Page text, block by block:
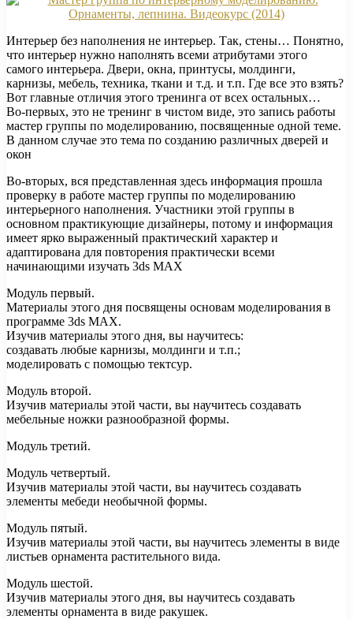
Интерьер без наполнения не интерьер. Так, стены… Понятно,
что интерьер нужно наполнять всеми атрибутами этого
самого интерьера. Двери, окна, принтусы, молдинги,
карнизы, мебель, техника, ткани и т.д. и т.п. Где все это взять?
Вот главные отличия этого тренинга от всех остальных…
Во-первых, это не тренинг в чистом виде, это запись работы
мастер группы по моделированию, посвященные одной теме.
В данном случае это тема по созданию различных дверей и
окон
Во-вторых, вся представленная здесь информация прошла
проверку в работе мастер группы по моделированию
интерьерного наполнения. Участники этой группы в
основном практикующие дизайнеры, потому и информация
имеет ярко выраженный практический характер и
адаптирована для повторения практически всеми
начинающими изучать 3ds MAX
Модуль первый.
Материалы этого дня посвящены основам моделирования в
программе 3ds MAX.
Изучив материалы этого дня, вы научитесь:
создавать любые карнизы, молдинги и т.п.;
моделировать с помощью тектсур.
Модуль второй.
Изучив материалы этой части, вы научитесь создавать
мебельные ножки разнообразной формы.
Модуль третий.
Модуль четвертый.
Изучив материалы этой части, вы научитесь создавать
элементы мебеди необычной формы.
Модуль пятый.
Изучив материалы этой части, вы научитесь элементы в виде
листьев орнамента растительного вида.
Модуль шестой.
Изучив материалы этого дня, вы научитесь создавать
элементы орнамента в виде ракушек.